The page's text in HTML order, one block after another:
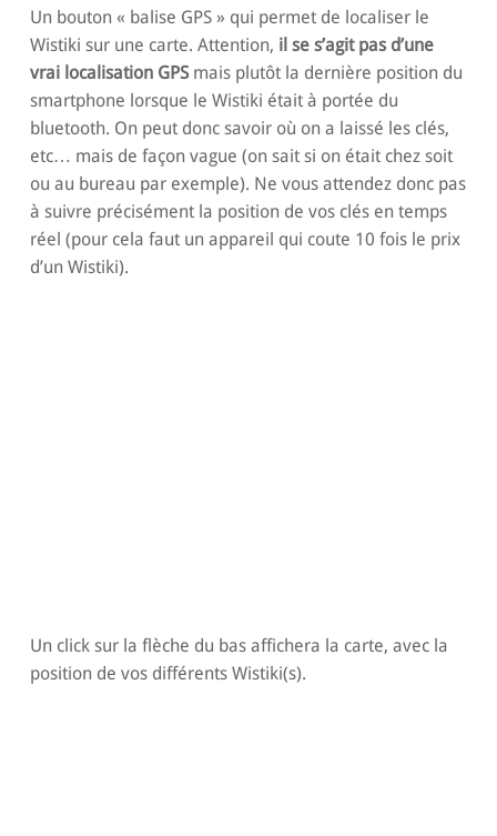
Un bouton « balise GPS » qui permet de localiser le
Wistiki sur une carte. Attention, il se s’agit pas d’une
vrai localisation GPSmais plutôt la dernière position du
smartphone lorsque le Wistiki était à portée du
bluetooth. On peut donc savoir où on a laissé les clés,
etc… mais de façon vague (on sait si on était chez soit
ou au bureau par exemple). Ne vous attendez donc pas
à suivre précisément la position de vos clés en temps
réel (pour cela faut un appareil qui coute 10 fois le prix
d’un Wistiki).
Un click sur la flèche du bas affichera la carte, avec la
position de vos différents Wistiki(s).